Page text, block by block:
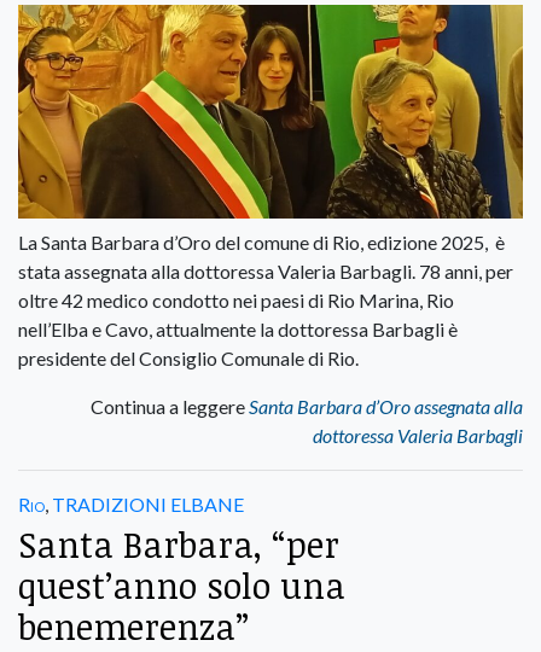
La Santa Barbara d’Oro del comune di Rio, edizione 2025, è
stata assegnata alla dottoressa Valeria Barbagli. 78 anni, per
oltre 42 medico condotto nei paesi di Rio Marina, Rio
nell’Elba e Cavo, attualmente la dottoressa Barbagli è
presidente del Consiglio Comunale di Rio.
Continua a leggereSanta Barbara d’Oro assegnata alla
dottoressa Valeria Barbagli
Rio, TRADIZIONI ELBANE
Santa Barbara, “per
quest’anno solo una
benemerenza”